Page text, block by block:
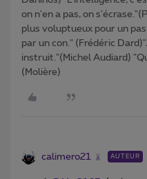
on n'en a pas, on
plus voluptueux pour un
par un con." (Frédéric
instruit."(Michel Audiard)
(Molière)
calimero21 AUTEUR